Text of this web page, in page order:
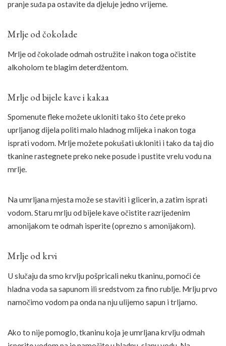
pranje suđa pa ostavite da djeluje jedno vrijeme.
Mrlje od čokolade
Mrlje od čokolade odmah ostružite i nakon toga očistite
alkoholom te blagim deterdžentom.
Mrlje od bijele kave i kakaa
Spomenute fleke možete ukloniti tako što ćete preko
uprljanog dijela politi malo hladnog mlijeka i nakon toga
isprati vodom. Mrlje možete pokušati ukloniti i tako da taj dio
tkanine rastegnete preko neke posude i pustite vrelu vodu na
mrlje.
Na umrljana mjesta može se staviti i glicerin, a zatim isprati
vodom. Staru mrlju od bijele kave očistite razrijeđenim
amonijakom te odmah isperite (oprezno s amonijakom).
Mrlje od krvi
U slučaju da smo krvlju pošpricali neku tkaninu, pomoći će
hladna voda sa sapunom ili sredstvom za fino rublje. Mrlju prvo
namočimo vodom pa onda na nju ulijemo sapun i trljamo.
Ako to nije pomoglo, tkaninu koja je umrljana krvlju odmah